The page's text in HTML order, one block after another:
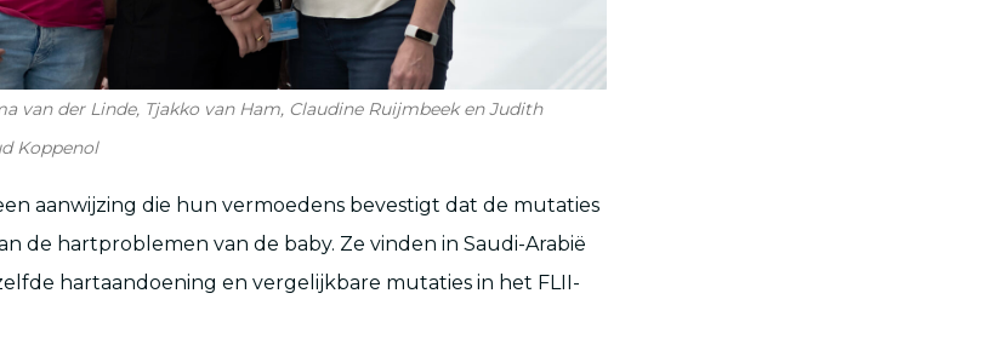
van der Linde, Tjakko van Ham, Claudine Ruijmbeek en Judith
Koppenol
aanwijzing die hun vermoedens bevestigt dat de mutaties
de hartproblemen van de baby. Ze vinden in Saudi-Arabië
hartaandoening en vergelijkbare mutaties in het FLII-